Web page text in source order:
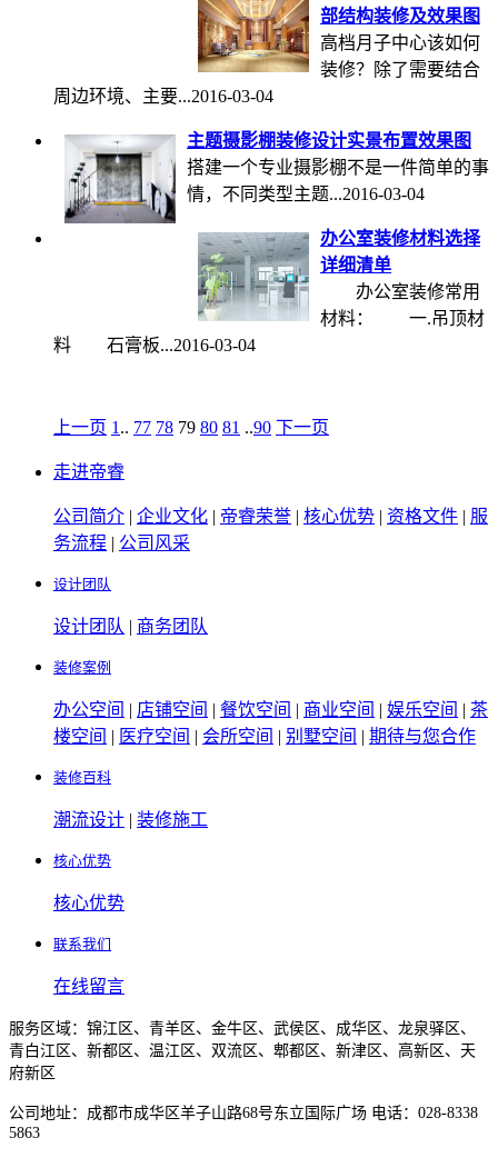
部结构装修及效果图
高档月子中心该如何
装修？除了需要结合
周边环境、主要...2016-03-04
主题摄影棚装修设计实景布置效果图
搭建一个专业摄影棚不是一件简单的事
情，不同类型主题...2016-03-04
办公室装修材料选择
详细清单
办公室装修常用
材料： 一.吊顶材
料 石膏板...2016-03-04
上一页 1 .. 77 78 79 80 81 ..90 下一页
走进帝睿
公司简介 | 企业文化 | 帝睿荣誉 | 核心优势 | 资格文件 | 服
务流程 | 公司风采
设计团队
设计团队 | 商务团队
装修案例
办公空间 | 店铺空间 | 餐饮空间 | 商业空间 | 娱乐空间 | 茶
楼空间 | 医疗空间 | 会所空间 | 别墅空间 | 期待与您合作
装修百科
潮流设计 | 装修施工
核心优势
核心优势
联系我们
在线留言
服务区域：锦江区、青羊区、金牛区、武侯区、成华区、龙泉驿区、
青白江区、新都区、温江区、双流区、郫都区、新津区、高新区、天
府新区
公司地址：成都市成华区羊子山路68号东立国际广场 电话：028-8338
5863